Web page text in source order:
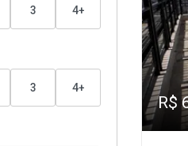
3 4+
3 4+
R$